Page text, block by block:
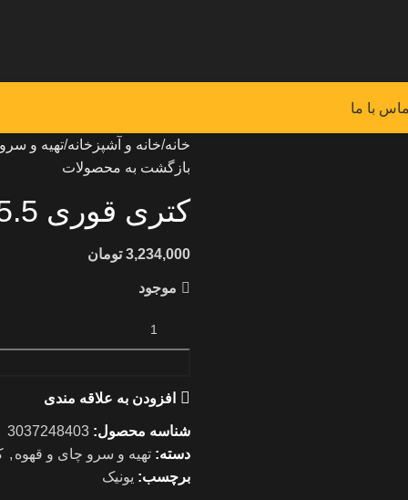
با ما
خانه خانه و آشپزخانه تهیه و
بازگشت به محصولات
کتری قوری 5.5 لیتری شیردار UN-7248
تومان
موجود
افزودن به علاقه مندی
شناسه محصول: 3037248403
دسته: تهیه و سرو چای و قهوه ,
برچسب: یونیک